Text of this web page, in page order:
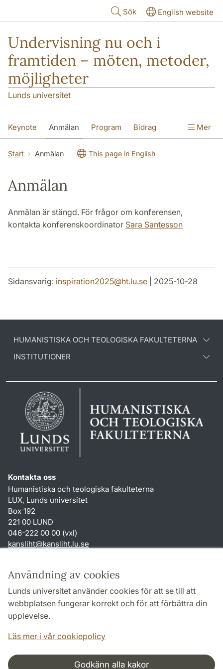
Användning av cookies
Lunds universitet använder cookies för att se till att
webbplatsen fungerar korrekt och för att förbättra din
upplevelse.
Läs mer i vår cookiepolicy
Godkänn alla kakor
Sök English website
Undervisning nu och i
framtiden – möten, metoder,
möjligheter
Lunds universitet
Keynote Anmälan Program Bidrag
Kontakt
Mer
Start Anmälan This page in English
Anmälan
Anmälan är stängd. För frågor om konferensen,
kontakta konferenskoordinator Sara Santesson
Sidansvarig: inspiration2025@ht.lu.se | 2025-10-28
HUMANISTISKA OCH TEOLOGISKA FAKULTETERNA
INSTITUTIONER
Kontakta oss
Humanistiska och teologiska fakulteterna
LUX, Lunds universitet
Box 192
221 00 LUND
046-222 00 00 (vxl)
kansliht@kansliht.lu.se
Genvägar
Om webbplatsen och cookies
Behandling av personuppgifter
Tillgänglighetsredogörelse